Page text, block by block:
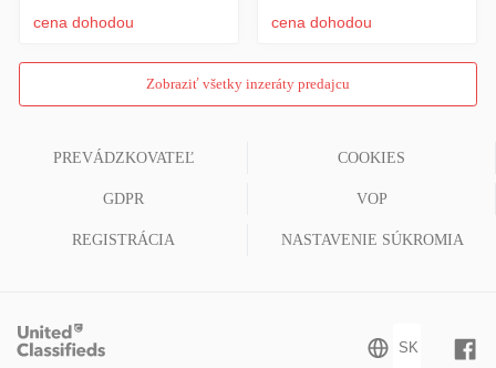
cena dohodou cena dohodou
Zobraziť všetky inzeráty predajcu
PREVÁDZKOVATEĽ COOKIES
GDPR VOP
REGISTRÁCIA NASTAVENIE SÚKROMIA